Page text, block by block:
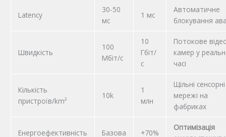
Latency
30-50
мс
1 мс
Автоматичне
блокування
Швидкість
100
Мбіт/с
10
Гбіт/
с
Потокове
камер у
часі
Кількість
пристроїв/km²
10k
1
млн
Щільні сенсорні
мережі на
фабриках
Енергоефективність Базова +70%
Оптимізація